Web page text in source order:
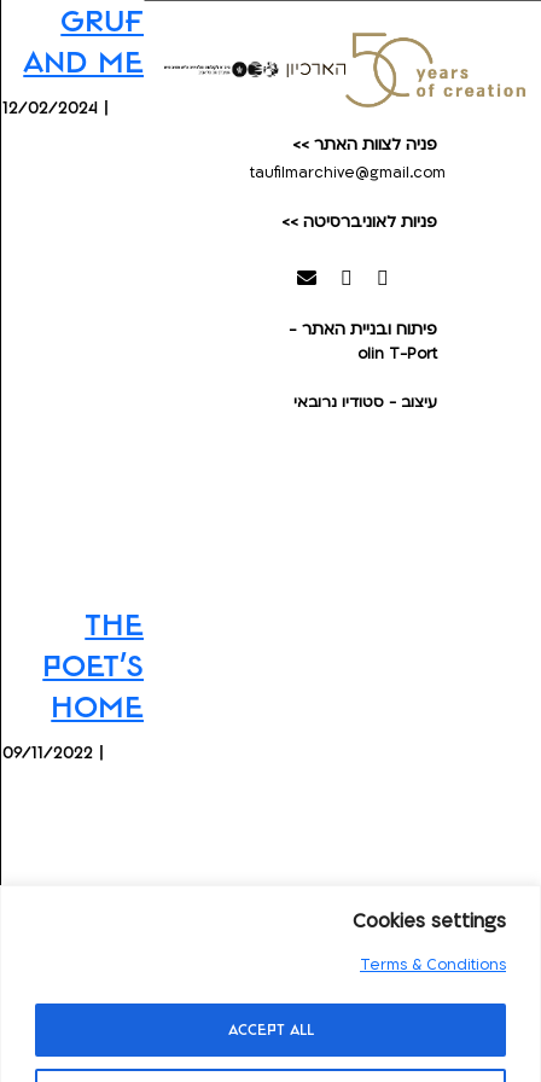
Cookies settings
Terms & Conditions
Accept All
Gruf
and Me
12/02/2024 |
The
Poet’s
Home
09/11/2022 |
פיתוח ובניית האתר -
T-Port
olin
עיצוב - סטודיו נרובאי
פניות לאוניברסיטה >>
פניה לצוות האתר >>
taufilmarchive@gmail.com